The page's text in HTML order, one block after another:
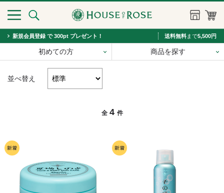
新規会員登録 で 300pt プレゼント！ 送料無料まで5,500円
初めての方 商品を探す
並べ替え
全 4 件